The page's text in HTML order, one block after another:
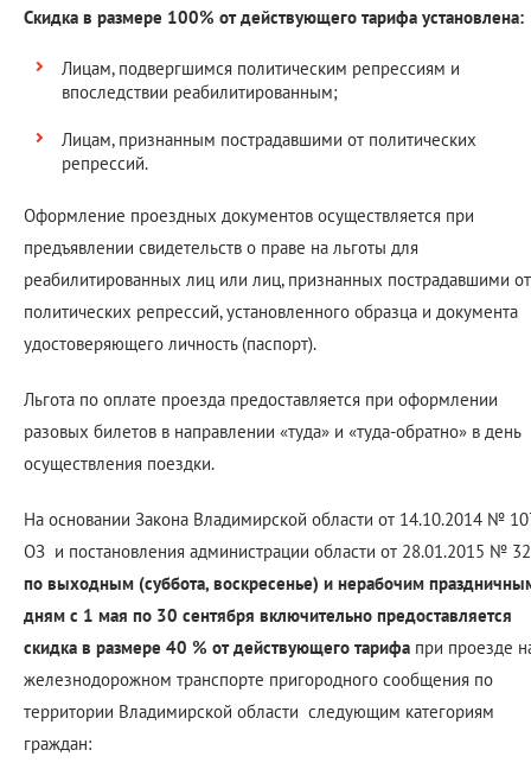
Скидка в размере 100% от действующего тарифа установлена:
Лицам, подвергшимся политическим репрессиям и
впоследствии реабилитированным;
Лицам, признанным пострадавшими от политических
репрессий.
Оформление проездных документов осуществляется при
предъявлении свидетельств о праве на льготы для
реабилитированных лиц или лиц, признанных пострадавшими от
политических репрессий, установленного образца и документа
удостоверяющего личность (паспорт).
Льгота по оплате проезда предоставляется при оформлении
разовых билетов в направлении «туда» и «туда-обратно» в день
осуществления поездки.
На основании Закона Владимирской области от 14.10.2014 №
ОЗ и постановления администрации области от 28.01.2015 № 32
по выходным (суббота, воскресенье) и нерабочим
дням с 1 мая по 30 сентября включительно предоставляется
скидка в размере 40 % от действующего тарифа при проезде
железнодорожном транспорте пригородного сообщения по
территории Владимирской области следующим категориям
граждан: